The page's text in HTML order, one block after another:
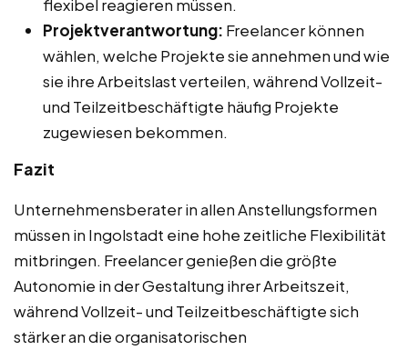
flexibel reagieren müssen.
Projektverantwortung: Freelancer können
wählen, welche Projekte sie annehmen und wie
sie ihre Arbeitslast verteilen, während Vollzeit-
und Teilzeitbeschäftigte häufig Projekte
zugewiesen bekommen.
Fazit
Unternehmensberater in allen Anstellungsformen
müssen in Ingolstadt eine hohe zeitliche Flexibilität
mitbringen. Freelancer genießen die größte
Autonomie in der Gestaltung ihrer Arbeitszeit,
während Vollzeit- und Teilzeitbeschäftigte sich
stärker an die organisatorischen